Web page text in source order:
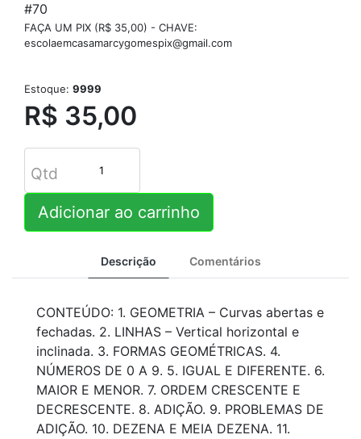
#70
FAÇA UM PIX (R$ 35,00) - CHAVE:
escolaemcasamarcygomespix@gmail.com
Estoque: 9999
R$ 35,00
Qtd
Adicionar ao carrinho
Descrição Comentários
CONTEÚDO: 1. GEOMETRIA – Curvas abertas e
fechadas. 2. LINHAS – Vertical horizontal e
inclinada. 3. FORMAS GEOMÉTRICAS. 4.
NÚMEROS DE 0 A 9. 5. IGUAL E DIFERENTE. 6.
MAIOR E MENOR. 7. ORDEM CRESCENTE E
DECRESCENTE. 8. ADIÇÃO. 9. PROBLEMAS DE
ADIÇÃO. 10. DEZENA E MEIA DEZENA. 11.